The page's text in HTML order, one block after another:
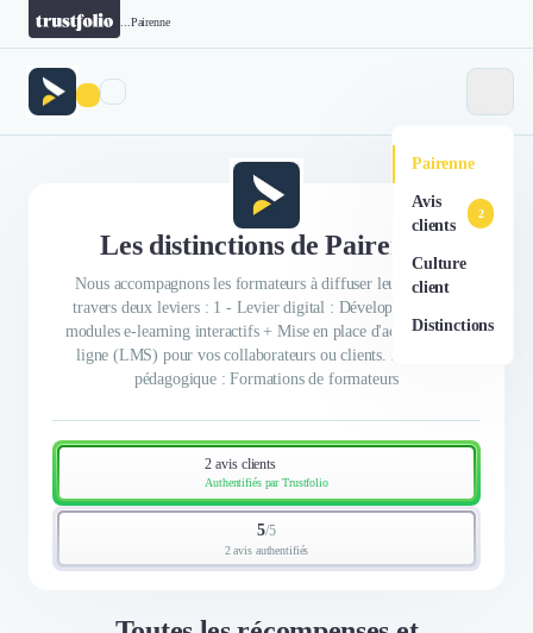
Pairenne
Pairenne
Avis
clients
2
Culture
client
Distinctions
Les distinctions de Pairenne
Nous accompagnons les formateurs à diffuser leur savoir à
travers deux leviers : 1 - Levier digital : Développement de
modules e-learning interactifs + Mise en place d'académies en
ligne (LMS) pour vos collaborateurs ou clients. 2 - Levier
pédagogique : Formations de formateurs
2 avis clients
Authentifiés par Trustfolio
5/5
2 avis authentifiés